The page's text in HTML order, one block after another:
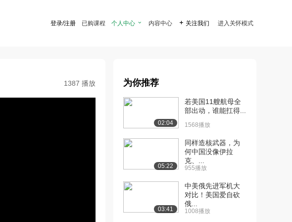
登录/注册 已购课程 个人中心  内容中心  关注我们 进入关怀模式
1387 播放 为你推荐
02:04
若美国11艘航母全
部出动，谁能扛得...
1568播放
05:22
同样造核武器，为
何中国没像伊拉
克、...
955播放
03:41
中美俄先进军机大
对比！美国爱自砍
俄...
1008播放